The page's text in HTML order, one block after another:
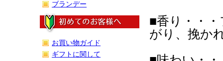
ブランデー
お買い物ガイド
ギフトに関して
■香り・・
がり、挽か